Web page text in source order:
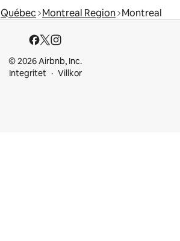
Québec Montreal Region Montreal
© 2026 Airbnb, Inc.
Integritet
Villkor